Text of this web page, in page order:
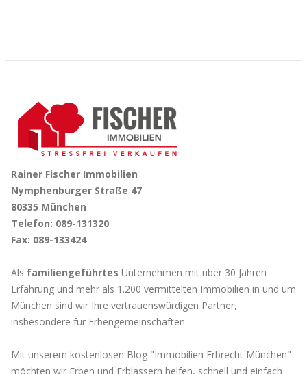
Rainer Fischer Immobilien
Nymphenburger Straße 47
80335 München
Telefon: 089-131320
Fax: 089-133424
Als familiengeführtes Unternehmen mit über 30 Jahren
Erfahrung und mehr als 1.200 vermittelten Immobilien in und um
München sind wir Ihre vertrauenswürdigen Partner,
insbesondere für Erbengemeinschaften.
Mit unserem kostenlosen Blog "Immobilien Erbrecht München"
möchten wir Erben und Erblassern helfen, schnell und einfach